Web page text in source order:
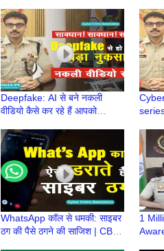
Report
Deepfake: AI से बने नकली
वीडियो कैसे कर रहे हैं आपको
Vardhan | CyberSuraksha
ख़ास
WhatsApp कॉल से धमकी: साइबर
ठग की पैसे ठगने की साजिश | CBI
1